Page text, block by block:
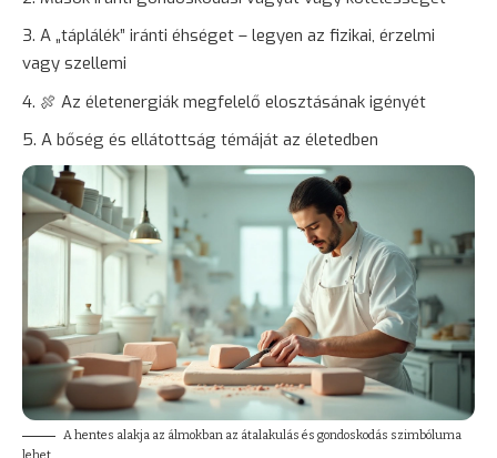
A „táplálék” iránti éhséget – legyen az fizikai, érzelmi
vagy szellemi
🍖 Az életenergiák megfelelő elosztásának igényét
A bőség és ellátottság témáját az életedben
A hentes alakja az álmokban az átalakulás és gondoskodás szimbóluma